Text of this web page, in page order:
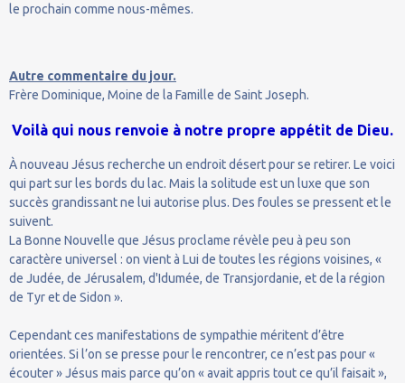
le prochain comme nous-mêmes.
Autre commentaire du jour.
Frère Dominique, Moine de la Famille de Saint Joseph.
Voilà qui nous renvoie à notre propre appétit de Dieu.
À nouveau Jésus recherche un endroit désert pour se retirer. Le voici
qui part sur les bords du lac. Mais la solitude est un luxe que son
succès grandissant ne lui autorise plus. Des foules se pressent et le
suivent.
La Bonne Nouvelle que Jésus proclame révèle peu à peu son
caractère universel : on vient à Lui de toutes les régions voisines, «
de Judée, de Jérusalem, d'Idumée, de Transjordanie, et de la région
de Tyr et de Sidon ».
Cependant ces manifestations de sympathie méritent d’être
orientées. Si l’on se presse pour le rencontrer, ce n’est pas pour «
écouter » Jésus mais parce qu’on « avait appris tout ce qu’il faisait »,